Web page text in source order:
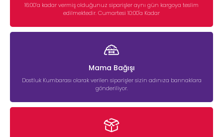
16:00’a kadar vermiş olduğunuz siparişler aynı gün kargoya teslim
edilmektedir. Cumartesi 10:00'a Kadar
Mama Bağışı
Dostluk Kumbarası olarak verilen siparişler sizin adınıza barınaklara
gönderiliyor.